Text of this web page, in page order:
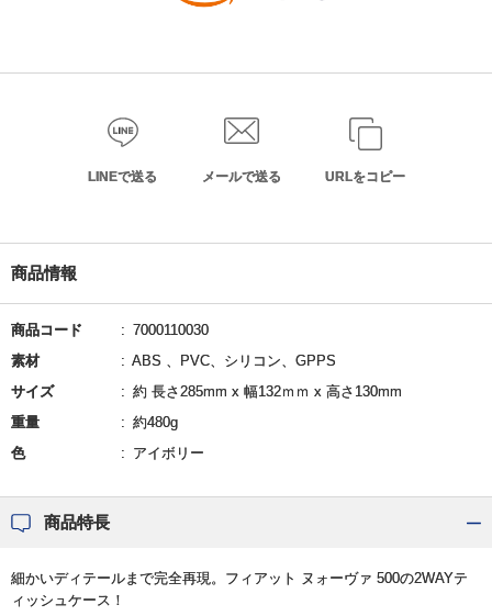
LINEで送る メールで送る URLをコピー
商品情報
商品コード
7000110030
素材
ABS 、PVC、シリコン、GPPS
サイズ
約 長さ285mm x 幅132ｍｍ x 高さ130mm
重量
約480g
色
アイボリー
商品特長
細かいディテールまで完全再現。フィアット ヌォーヴァ 500の2WAYテ
ィッシュケース！